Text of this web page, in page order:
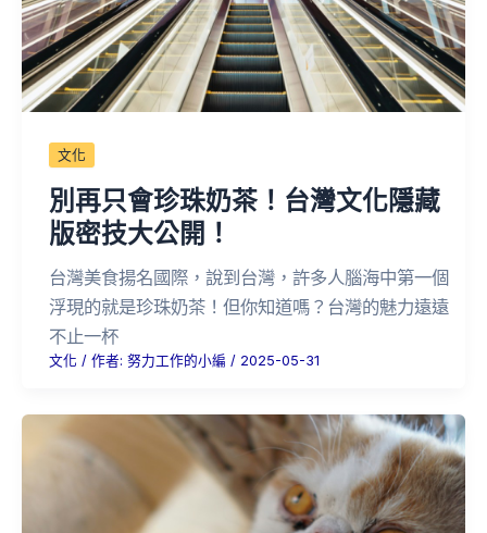
文化
別再只會珍珠奶茶！台灣文化隱藏
版密技大公開！
台灣美食揚名國際，說到台灣，許多人腦海中第一個
浮現的就是珍珠奶茶！但你知道嗎？台灣的魅力遠遠
不止一杯
文化 / 作者: 努力工作的小編 / 2025-05-31